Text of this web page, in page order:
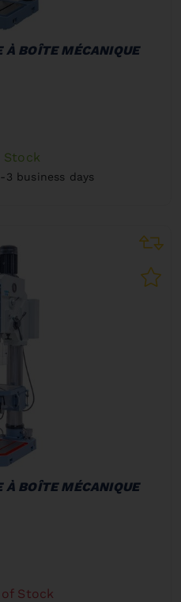
À BOÎTE MÉCANIQUE
Stock
3 business days
À BOÎTE MÉCANIQUE
Stock